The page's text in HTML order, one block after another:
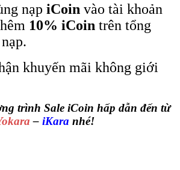
nạp iCoin vào tài khoản
10% iCoin trên tổng
khuyến mãi không giới
trình Sale iCoin hấp dẫn đến từ
– iKara nhé!